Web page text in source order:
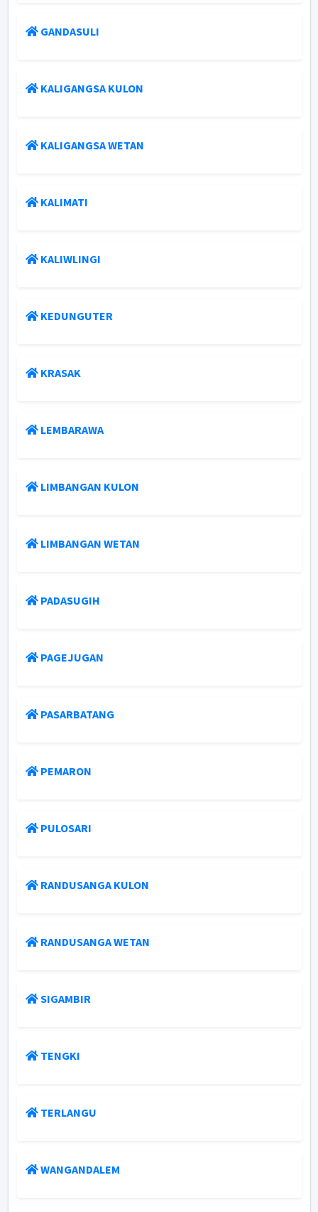
GANDASULI
KALIGANGSA KULON
KALIGANGSA WETAN
KALIMATI
KALIWLINGI
KEDUNGUTER
KRASAK
LEMBARAWA
LIMBANGAN KULON
LIMBANGAN WETAN
PADASUGIH
PAGEJUGAN
PASARBATANG
PEMARON
PULOSARI
RANDUSANGA KULON
RANDUSANGA WETAN
SIGAMBIR
TENGKI
TERLANGU
WANGANDALEM